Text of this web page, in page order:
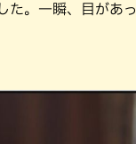
た。一瞬、目があ